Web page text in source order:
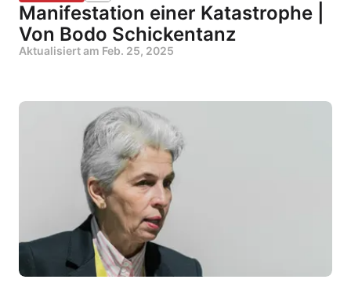
Manifestation einer Katastrophe |
Von Bodo Schickentanz
Aktualisiert am Feb. 25, 2025